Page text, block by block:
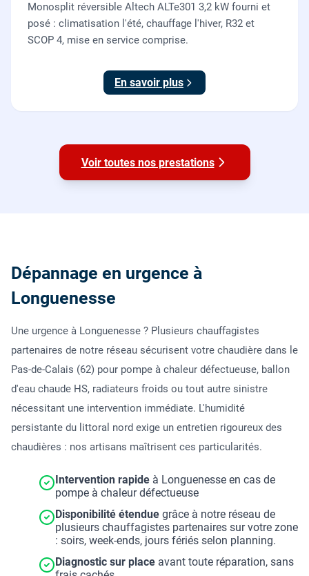
Monosplit réversible Altech ALTe301 3,2 kW fourni et
posé : climatisation l'été, chauffage l'hiver, R32 et
SCOP 4, mise en service comprise.
En savoir plus
Voir toutes nos prestations
Dépannage en urgence à
Longuenesse
Une urgence à Longuenesse ? Plusieurs chauffagistes
partenaires de notre réseau sécurisent votre chaudière dans le
Pas-de-Calais (62) pour pompe à chaleur défectueuse, ballon
d'eau chaude HS, radiateurs froids ou tout autre sinistre
nécessitant une intervention immédiate. L'humidité
persistante du littoral nord exige un entretien rigoureux des
chaudières : nos artisans maîtrisent ces particularités.
Intervention rapide à Longuenesse en cas de
pompe à chaleur défectueuse
Disponibilité étendue grâce à notre réseau de
plusieurs chauffagistes partenaires sur votre zone
: soirs, week-ends, jours fériés selon planning.
Diagnostic sur place avant toute réparation, sans